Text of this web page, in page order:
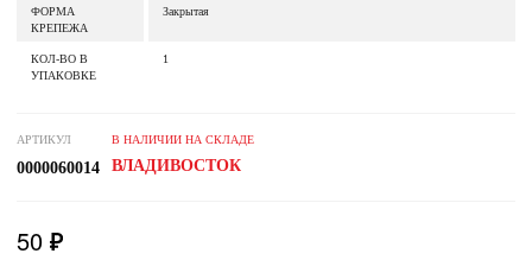
ФОРМА
КРЕПЕЖА
Закрытая
КОЛ-ВО В
УПАКОВКЕ
1
АРТИКУЛ
0000060014
В НАЛИЧИИ НА СКЛАДЕ
ВЛАДИВОСТОК
50